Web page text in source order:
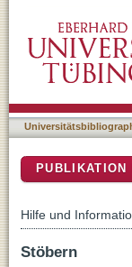
PUBLIKATION
Hilfe und
Stöbern